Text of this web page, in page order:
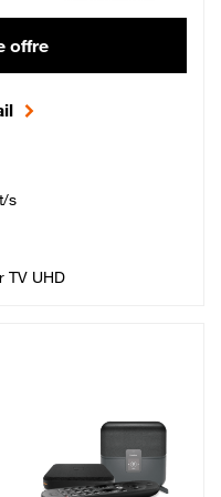
offre
s
TV UHD
€ par mois, Engagement 12 mois